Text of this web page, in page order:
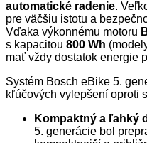
automatické radenie.
pre väčšiu istotu a
Vďaka výkonnému motoru
s kapacitou 800 Wh
mať vždy dostatok energie
Systém Bosch eBike 5.
kľúčových vylepšení oproti
Kompaktný a ľahký
5. generácie bol